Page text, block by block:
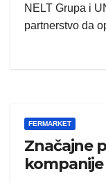
NELT Grupa i
partnerstvo da
FERMARKET
Značajne